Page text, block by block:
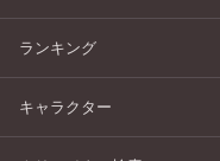
ランキング
キャラクター